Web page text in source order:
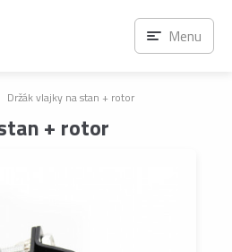
Držák vlajky na stan + rotor
+ rotor
Menu